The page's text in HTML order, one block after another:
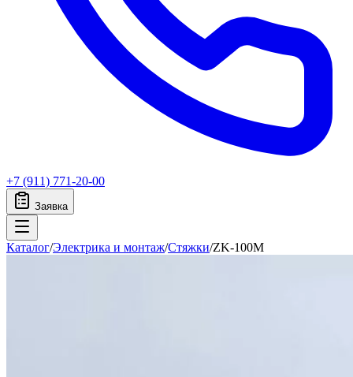
+7 (911) 771-20-00
Заявка
Каталог/Электрика и монтаж/Стяжки/ZK-100M